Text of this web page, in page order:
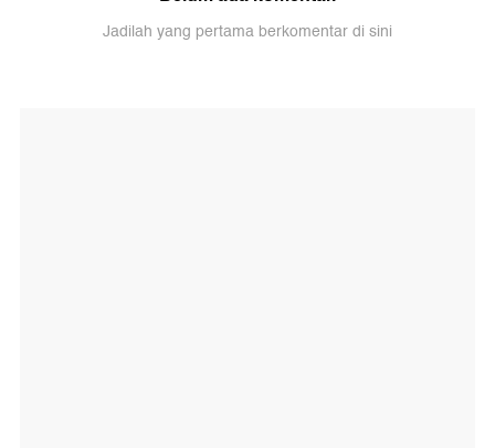
Jadilah yang pertama berkomentar di sini